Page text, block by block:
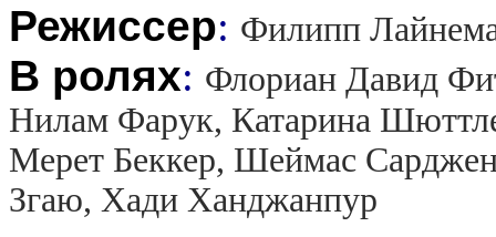
Режиссер: Филипп
В ролях: Флориан Давид
Нилам Фарук, Катарина
Мерет Беккер, Шеймас
Згаю, Хади Ханджанпур